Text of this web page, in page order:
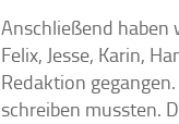
Anschließend haben
Felix, Jesse, Karin,
Redaktion
schreiben mussten.